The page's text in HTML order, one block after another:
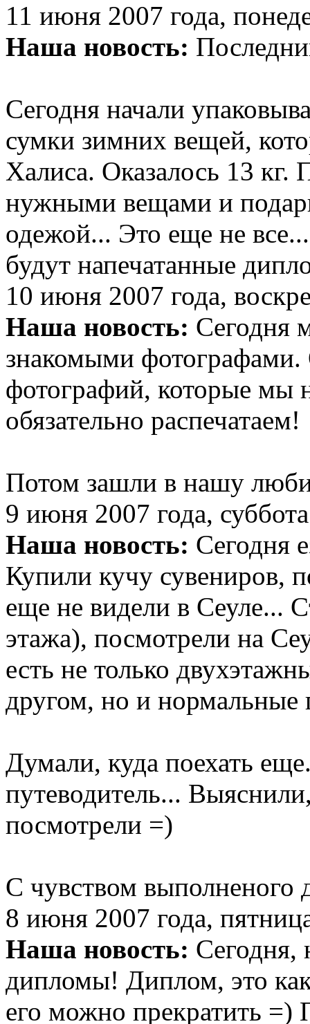
11 июня 2007 года,
Наша новость:
Сегодня начали
сумки зимних вещей,
Халиса. Оказалось 13 кг.
нужными вещами и
одежой... Это еще не
будут напечатанные
10 июня 2007 года,
Наша новость: Сегодня
знакомыми
фотографий, которые мы
обязательно распечатаем!
Потом зашли в нашу
9 июня 2007 года, суббота
Наша новость: Сегодня
Купили кучу сувениров,
еще не видели в Сеуле...
этажа), посмотрели на
есть не только
другом, но и нормальные
Думали, куда поехать
путеводитель...
посмотрели =)
С чувством выполненого
8 июня 2007 года,
Наша новость: Сегодня,
дипломы! Диплом, это как
его можно прекратить =)